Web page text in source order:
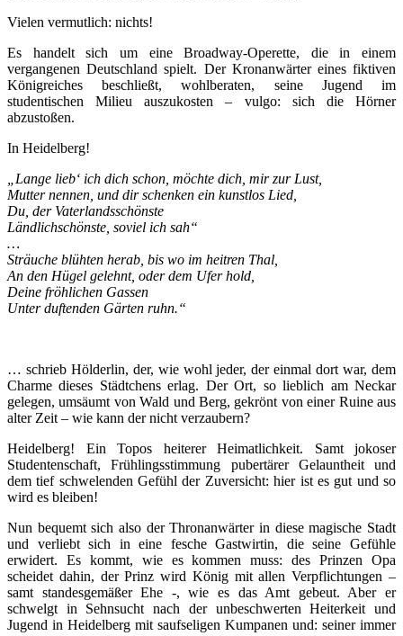
Vielen vermutlich: nichts!
Es handelt sich um eine Broadway-Operette, die in einem
vergangenen Deutschland spielt. Der Kronanwärter eines fiktiven
Königreiches beschließt, wohlberaten, seine Jugend im
studentischen Milieu auszukosten – vulgo: sich die Hörner
abzustoßen.
In Heidelberg!
„Lange lieb‘ ich dich schon, möchte dich, mir zur Lust,
Mutter nennen, und dir schenken ein kunstlos Lied,
Du, der Vaterlandsschönste
Ländlichschönste, soviel ich sah“
…
Sträuche blühten herab, bis wo im heitren Thal,
An den Hügel gelehnt, oder dem Ufer hold,
Deine fröhlichen Gassen
Unter duftenden Gärten ruhn.“
… schrieb Hölderlin, der, wie wohl jeder, der einmal dort war, dem
Charme dieses Städtchens erlag. Der Ort, so lieblich am Neckar
gelegen, umsäumt von Wald und Berg, gekrönt von einer Ruine aus
alter Zeit – wie kann der nicht verzaubern?
Heidelberg! Ein Topos heiterer Heimatlichkeit. Samt jokoser
Studentenschaft, Frühlingsstimmung pubertärer Gelauntheit und
dem tief schwelenden Gefühl der Zuversicht: hier ist es gut und so
wird es bleiben!
Nun bequemt sich also der Thronanwärter in diese magische Stadt
und verliebt sich in eine fesche Gastwirtin, die seine Gefühle
erwidert. Es kommt, wie es kommen muss: des Prinzen Opa
scheidet dahin, der Prinz wird König mit allen Verpflichtungen –
samt standesgemäßer Ehe -, wie es das Amt gebeut. Aber er
schwelgt in Sehnsucht nach der unbeschwerten Heiterkeit und
Jugend in Heidelberg mit saufseligen Kumpanen und: seiner immer